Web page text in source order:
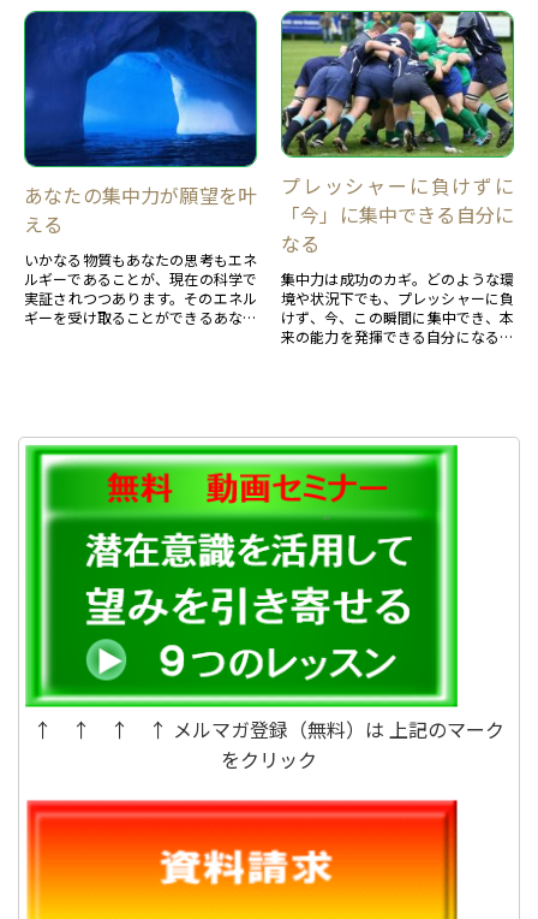
できる自分になりたい。・望みを叶
えられる自分になりたい。・望みを
叶えるツールを持ちたい。それをク
リアーする潜在意識を活用した二つ
の方向を紹介します。
あなたの集中力が願望を叶
える
いかなる物質もあなたの思考もエネ
ルギーであることが、現在の科学で
実証されつつあります。そのエネル
ギーを受け取ることができるあなた
ギーのときです。言葉を変えれば、
精神性が低いときです。
プレッシャーに負けずに
「今」に集中できる自分に
なる
集中力は成功のカギ。どのような環
境や状況下でも、プレッシャーに負
けず、今、この瞬間に集中でき、本
来の能力を発揮できる自分になるた
↑ ↑ ↑ ↑ メルマガ登録（無料）は 上記のマーク
をクリック